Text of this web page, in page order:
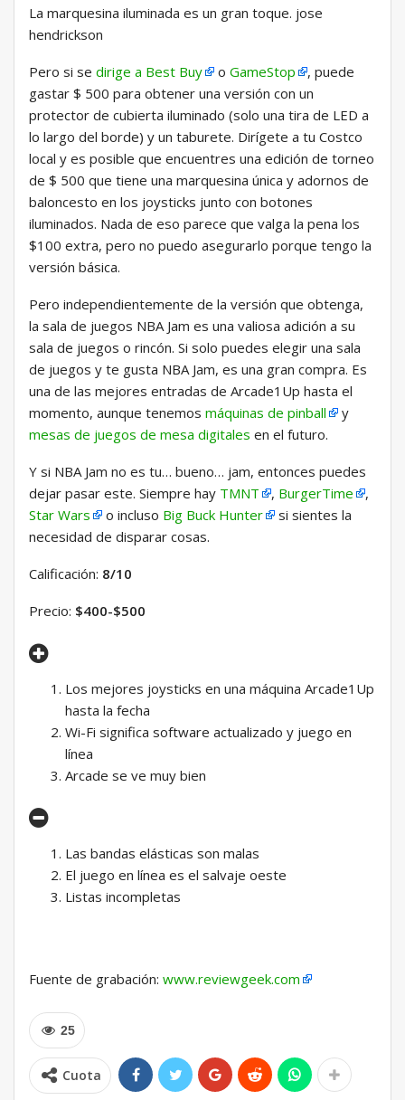
La marquesina iluminada es un gran toque. jose
hendrickson
Pero si se dirige a Best Buy o GameStop
, puede
gastar $ 500 para obtener una versión con un
protector de cubierta iluminado (solo una tira de LED a
lo largo del borde) y un taburete. Dirígete a tu Costco
local y es posible que encuentres una edición de torneo
de $ 500 que tiene una marquesina única y adornos de
baloncesto en los joysticks junto con botones
iluminados. Nada de eso parece que valga la pena los
$100 extra, pero no puedo asegurarlo porque tengo la
versión básica.
Pero independientemente de la versión que obtenga,
la sala de juegos NBA Jam es una valiosa adición a su
sala de juegos o rincón. Si solo puedes elegir una sala
de juegos y te gusta NBA Jam, es una gran compra. Es
una de las mejores entradas de Arcade1Up hasta el
momento, aunque tenemos máquinas de pinball
y
mesas de juegos de mesa digitales en el futuro.
Y si NBA Jam no es tu… bueno… jam, entonces puedes
dejar pasar este. Siempre hay TMNT , BurgerTime
,
Star Wars
o incluso Big Buck Hunter
si sientes la
necesidad de disparar cosas.
Calificación: 8/10
Precio: $400-$500
Los mejores joysticks en una máquina Arcade1Up
hasta la fecha
Wi-Fi significa software actualizado y juego en
línea
Arcade se ve muy bien
Las bandas elásticas son malas
El juego en línea es el salvaje oeste
Listas incompletas
Fuente de grabación: www.reviewgeek.com
25
Cuota